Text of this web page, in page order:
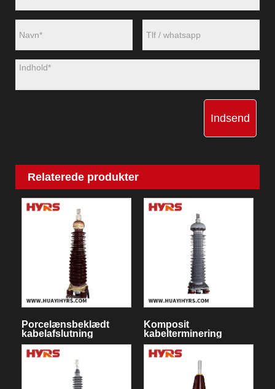
Indsend
Relaterede produkter
Porcelænsbeklædt
kabelafslutning
Komposit
kabelterminering